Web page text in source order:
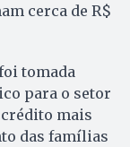
cerca de R$
tomada
para o setor
crédito mais
das famílias